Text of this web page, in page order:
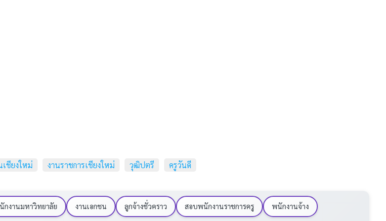
เชียงใหม่ งานราชการเชียงใหม่ วุฒิปตรี ครูวันดี
กงานมหาวิทยาลัย งานเอกชน ลูกจ้างชั่วคราว สอบพนักงานราชการครู พนักงานจ้าง